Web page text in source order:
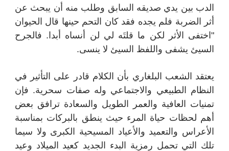
الدب بين يدي صديقه السابق وطلب منه أن يبحث عن
أثر الضربة فلم يجده فقد كان التحم حينها قال الحيوان
"اختفى الأثر لكن ما قلتَه لي لن أنساه أبدا. فالجرح
السيئ يشفى واللفظ السيئ لا ينسى.
يعتقد الشعب البلغاري بأن الكلام قادر على التأثير في
النظام الطبيعي والاجتماعي وله صفات سحرية. فإن
تمنيات العافية والعمر الطويل والسعادة ترافق بعض
أهم لحظات حياة المرء حيث ينطق بالبركات بمناسبة
الأعراس والتعميد والأعياد المسيحية الكبرى ولا سيما
تلك التي تحمل رمزية البدء الجديد كعيد الميلاد وعيد